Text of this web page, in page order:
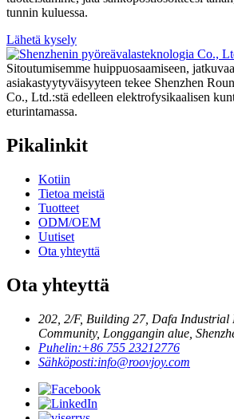
tunnin kuluessa.
Lähetä kysely
Sitoutumisemme huippuosaamiseen,
asiakastyytyväisyyteen tekee Shenzhen
Co., Ltd.:stä edelleen elektrofysikaalisen
eturintamassa.
Pikalinkit
Kotiin
Tietoa meistä
Tuotteet
ODM/OEM
Uutiset
Ota yhteyttä
Ota yhteyttä
202, 2/F, Building 27, Dafa Industrial
Community, Longgangin alue,
Puhelin:+86 755 23212776
Sähköposti:info@roovjoy.com